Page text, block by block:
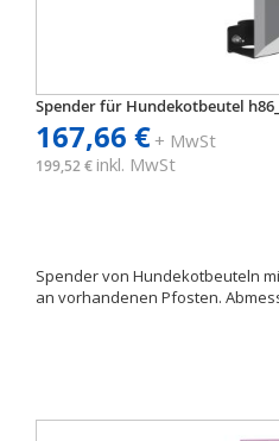
Spender für Hundekotbeutel
167,66 €+ MwSt
199,52 € inkl. MwSt
Spender von Hundekotbeuteln
an vorhandenen Pfosten.